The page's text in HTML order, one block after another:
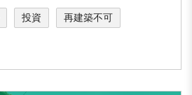
投資 再建築不可